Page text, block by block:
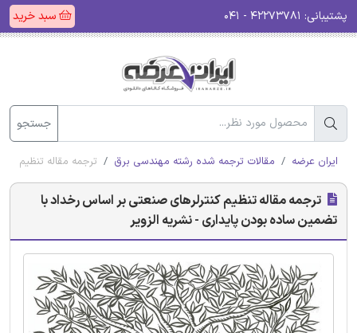
پشتیبانی: سبد خرید
جستجو
ایران عرضه مقالات ترجمه شده رشته مهندسی برق ترجمه مقاله تنظیم
ترجمه مقاله تنظیم کنترلرهای صنعتی بر اساس رخداد با
تضمین ساده بودن پایداری - نشریه الزویر